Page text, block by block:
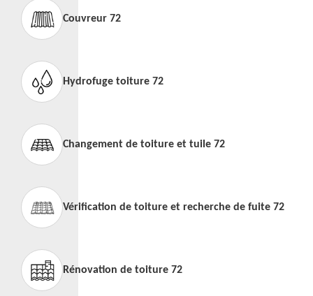
Couvreur 72
Hydrofuge toiture 72
Changement de toiture et tuile 72
Vérification de toiture et recherche de fuite 72
Rénovation de toiture 72